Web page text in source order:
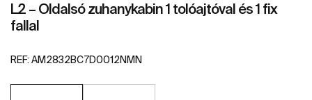
L2 – Oldalsó zuhanykabin 1 tolóajtóval és 1 fix
fallal
REF: AM2832BC7D0012NMN